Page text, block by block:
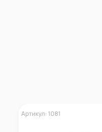
Артикул: 1081